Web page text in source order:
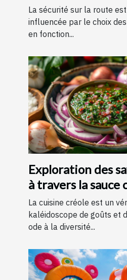
?
La sécurité sur la route
influencée par le choix
en fonction...
Exploration des
à travers la sauce
La cuisine créole est un
kaléidoscope de goûts et
ode à la diversité...